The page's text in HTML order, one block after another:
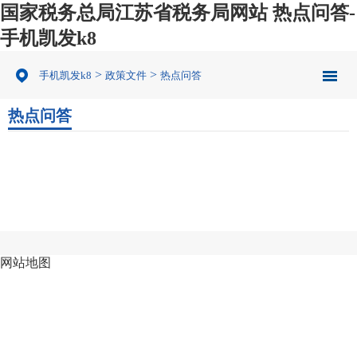
国家税务总局江苏省税务局网站 热点问答-
手机凯发k8
手机凯发k8 > 政策文件 > 热点问答
热点问答
网站地图